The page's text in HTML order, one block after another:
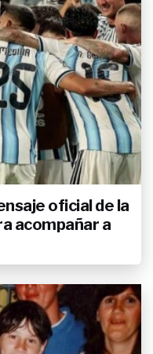
oficial de la
acompañar a
acusaciones de
“No se pudo